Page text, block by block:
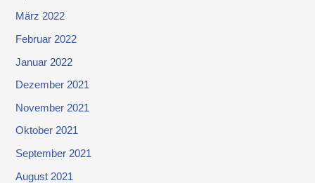
März 2022
Februar 2022
Januar 2022
Dezember 2021
November 2021
Oktober 2021
September 2021
August 2021